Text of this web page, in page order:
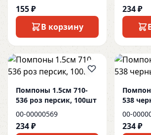
155 ₽
В корзину
234 ₽
Помпоны 1.5см 710-
536 роз персик, 100шт
00-00000569
234 ₽
538
00-
234 ₽